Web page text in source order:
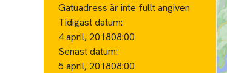
Gatuadress är inte fullt angiven
Tidigast datum:
4 april, 201808:00
Senast datum:
5 april, 201808:00